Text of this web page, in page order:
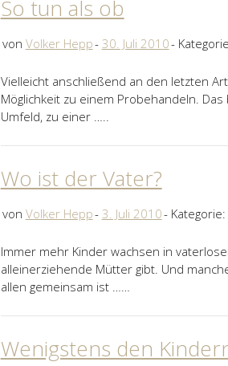
So tun als ob
von Volker Hepp 30. Juli 2010
Vielleicht anschließend an den letzten
Möglichkeit zu einem Probehandeln.
Umfeld, zu einer …..
Wo ist der Vater?
von Volker Hepp 3. Juli 2010 Kategorie:
Immer mehr Kinder wachsen in
alleinerziehende Mütter gibt. Und
allen gemeinsam ist ……
Wenigstens den